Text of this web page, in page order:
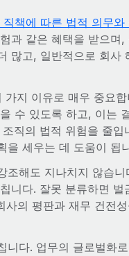
직책에 따른 법적 의무와
과 같은 혜택을 받으며
많고, 일반적으로 회사
지 이유로 매우 중요
수 있도록 하고, 이는
직의 법적 위험을 줄
을 세우는 데 도움이 됩
해도 지나치지 않습
니다. 잘못 분류하면
의 평판과 재무 건전
다. 업무의 글로벌화